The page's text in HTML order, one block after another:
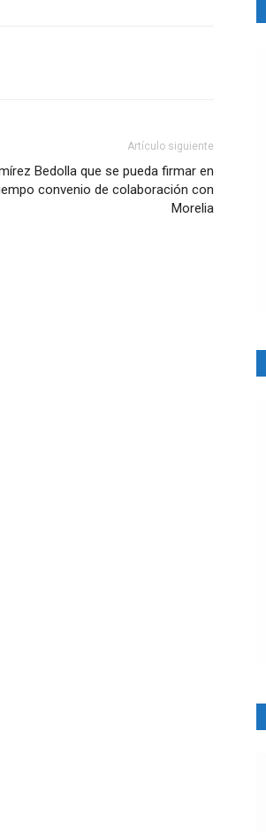
Artículo siguiente
Bedolla que se pueda firmar en
convenio de colaboración con
Morelia